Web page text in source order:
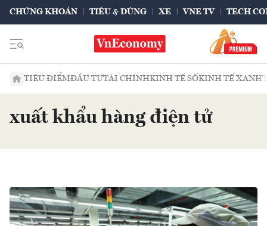
CHỨNG KHOÁN TIÊU & DÙNG XE VNE TV TECH
TIÊU ĐIỂMĐẦU TƯTÀI CHÍNHKINH TẾ SỐKINH TẾ XANH
xuất khẩu hàng điện tử